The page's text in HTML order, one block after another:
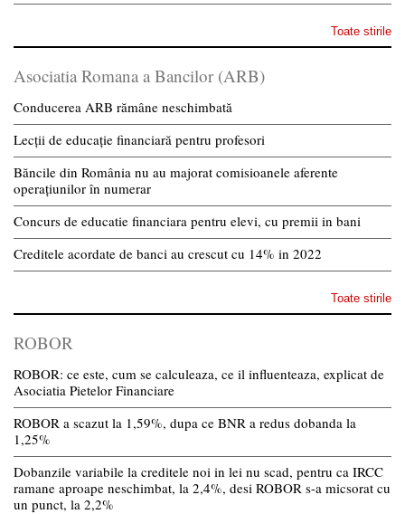
Toate stirile
Asociatia Romana a Bancilor (ARB)
Conducerea ARB rămâne neschimbată
Lecții de educație financiară pentru profesori
Băncile din România nu au majorat comisioanele aferente
operațiunilor în numerar
Concurs de educatie financiara pentru elevi, cu premii in bani
Creditele acordate de banci au crescut cu 14% in 2022
Toate stirile
ROBOR
ROBOR: ce este, cum se calculeaza, ce il influenteaza, explicat de
Asociatia Pietelor Financiare
ROBOR a scazut la 1,59%, dupa ce BNR a redus dobanda la
1,25%
Dobanzile variabile la creditele noi in lei nu scad, pentru ca IRCC
ramane aproape neschimbat, la 2,4%, desi ROBOR s-a micsorat cu
un punct, la 2,2%